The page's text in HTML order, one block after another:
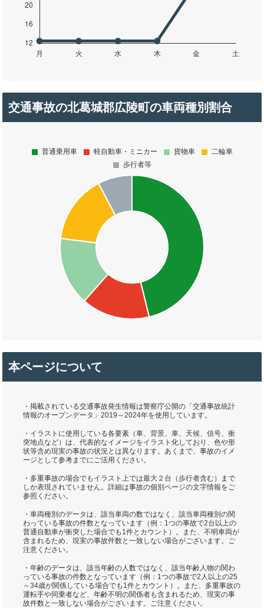
交通事故の北葛城郡広陵町の車両種別割合
本ページについて
・掲載されている交通事故発生情報は警察庁公開の「交通事故統計
情報のオープンデータ」2019～2024年を使用しています。
・イラストに使用している各要素（車、背景、車、天候、信号、衝
突地点など）は、代表的なイメージをイラスト化しており、色や形
状等含め現実の事故の状況とは異なります。あくまで、事故のイメ
ージとして参考までにご活用ください。
・多重事故の場合でもイラスト上では最大２台（歩行者含む）まで
しか表現されていません。詳細は事故の個別ページの文字情報をご
参照ください。
・車両種別のデータは、該当車両の数ではなく、該当車両種別の関
わっている事故の件数となっています（例：1つの事故で2台以上の
普通自動車が衝突した場合でも1件とカウント）。また、不明車両が
含まれるため、現実の事故件数と一致しない場合がございます。ご
注意ください。
・年齢のデータは、該当年齢の人数ではなく、該当年齢人物の関わ
っている事故の件数となっています（例：1つの事故で2人以上の25
～34歳が関係している場合でも1件とカウント）。また、多重事故の
運転手や同乗者など、年齢不明の関係者も含まれるため、現実の事
故件数と一致しない場合がございます。ご注意ください。